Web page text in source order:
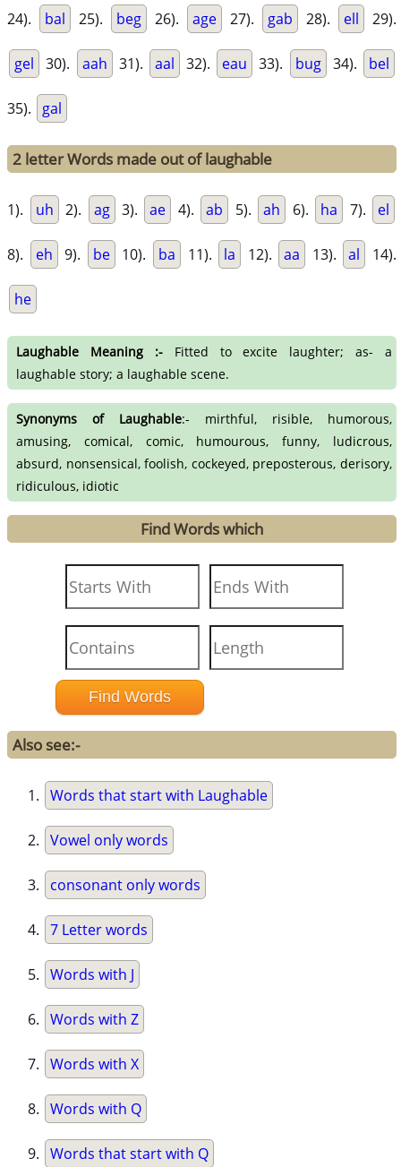
24). bal 25). beg 26). age 27). gab 28). ell 29).
gel 30). aah 31). aal 32). eau 33). bug 34). bel
35). gal
2 letter Words made out of laughable
1). uh 2). ag 3). ae 4). ab 5). ah 6). ha 7). el
8). eh 9). be 10). ba 11). la 12). aa 13). al 14).
he
Laughable Meaning :-Fitted to excite laughter; as- a
laughable story; a laughable scene.
Synonyms of Laughable:- mirthful, risible, humorous,
amusing, comical, comic, humourous, funny, ludicrous,
absurd, nonsensical, foolish, cockeyed, preposterous, derisory,
ridiculous, idiotic
Find Words which
Also see:-
Words that start with Laughable
Vowel only words
consonant only words
7 Letter words
Words with J
Words with Z
Words with X
Words with Q
Words that start with Q